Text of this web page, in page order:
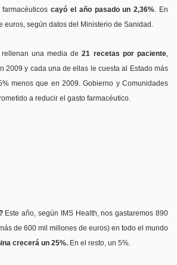
farmacéuticoscayó el año pasado un 2,36% . En
euros, según datos del Ministerio de Sanidad.
una media de 21 recetas por paciente
2009 y cada una de ellas le cuesta al Estado más
menos que en 2009. Gobierno y Comunidades
a reducir el gasto farmacéutico.
Este año, según IMS Health, nos gastaremos 890
de 600 mil millones de euros) en todo el mundo
crecerá un 25%. En el resto, un 5%.